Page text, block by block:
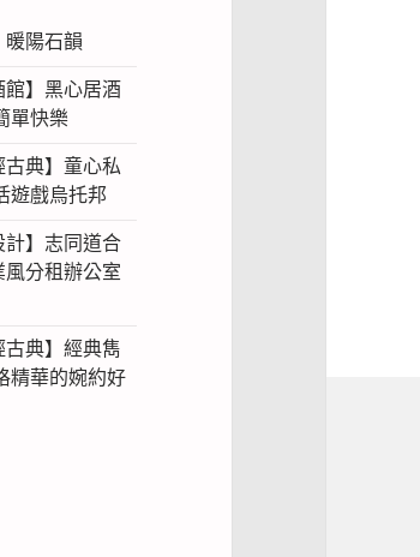
暖陽石韻
館】黑心居酒
單快樂
古典】童心私
遊戲烏托邦
計】志同道合
風分租辦公室
古典】經典雋
精華的婉約好